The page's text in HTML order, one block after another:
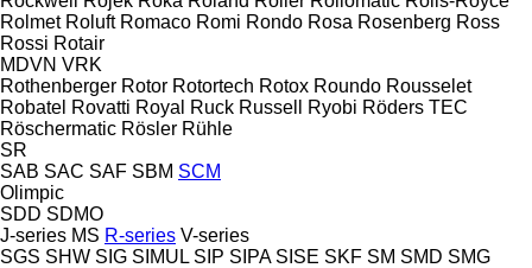
Rolmet Roluft Romaco Romi Rondo Rosa Rosenberg Ross
Rossi Rotair
MDVN VRK
Rothenberger Rotor Rotortech Rotox Roundo Rousselet
Robatel Rovatti Royal Ruck Russell Ryobi Röders TEC
Röschermatic Rösler Rühle
SR
SAB SAC SAF SBM SCM
Olimpic
SDD SDMO
J-series MS R-series V-series
SGS SHW SIG SIMUL SIP SIPA SISE SKF SM SMD SMG